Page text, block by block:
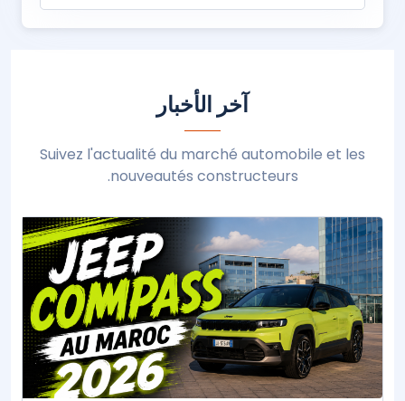
آخر الأخبار
Suivez l'actualité du marché automobile et les
nouveautés constructeurs.